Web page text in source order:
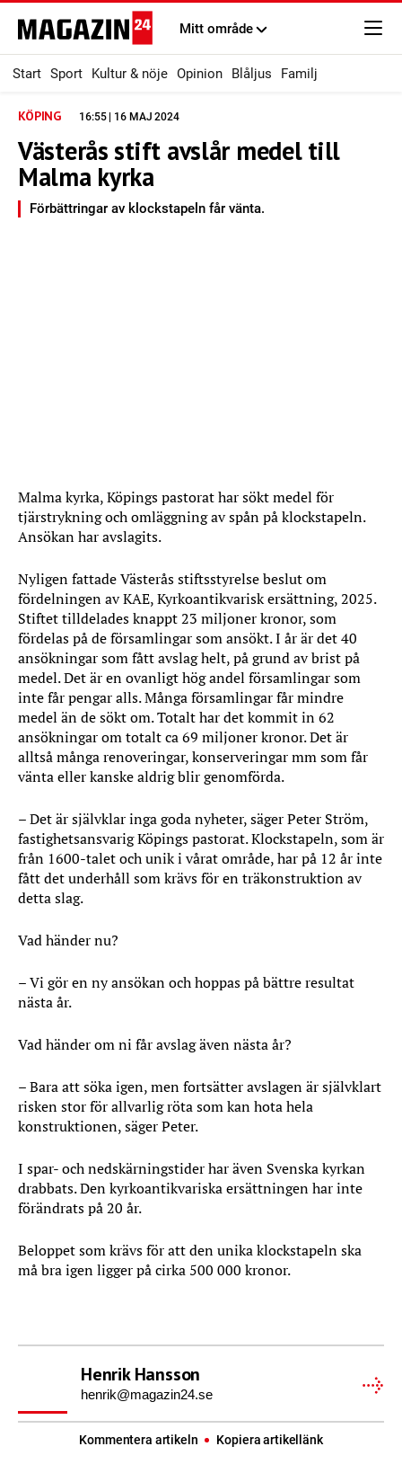
Mitt område
Start Sport Kultur & nöje Opinion Blåljus Familj
KÖPING 16:55 | 16 MAJ 2024
Västerås stift avslår medel till
Malma kyrka
Förbättringar av klockstapeln får vänta.
Malma kyrka, Köpings pastorat har sökt medel för
tjärstrykning och omläggning av spån på klockstapeln.
Ansökan har avslagits.
Nyligen fattade Västerås stiftsstyrelse beslut om
fördelningen av KAE, Kyrkoantikvarisk ersättning, 2025.
Stiftet tilldelades knappt 23 miljoner kronor, som
fördelas på de församlingar som ansökt. I år är det 40
ansökningar som fått avslag helt, på grund av brist på
medel. Det är en ovanligt hög andel församlingar som
inte får pengar alls. Många församlingar får mindre
medel än de sökt om. Totalt har det kommit in 62
ansökningar om totalt ca 69 miljoner kronor. Det är
alltså många renoveringar, konserveringar mm som får
vänta eller kanske aldrig blir genomförda.
– Det är självklar inga goda nyheter, säger Peter Ström,
fastighetsansvarig Köpings pastorat. Klockstapeln, som är
från 1600-talet och unik i vårat område, har på 12 år inte
fått det underhåll som krävs för en träkonstruktion av
detta slag.
Vad händer nu?
– Vi gör en ny ansökan och hoppas på bättre resultat
nästa år.
Vad händer om ni får avslag även nästa år?
– Bara att söka igen, men fortsätter avslagen är självklart
risken stor för allvarlig röta som kan hota hela
konstruktionen, säger Peter.
I spar- och nedskärningstider har även Svenska kyrkan
drabbats. Den kyrkoantikvariska ersättningen har inte
förändrats på 20 år.
Beloppet som krävs för att den unika klockstapeln ska
må bra igen ligger på cirka 500 000 kronor.
Henrik Hansson
henrik@magazin24.se
Kommentera artikeln Kopiera artikellänk